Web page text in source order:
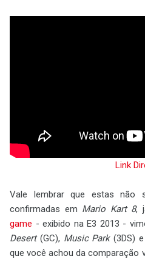
Link
Vale lembrar que estas não
confirmadas em Mario Kart 8,
game - exibido na E3 2013 -
Desert(GC), Music Park(3DS) e
que você achou da comparação